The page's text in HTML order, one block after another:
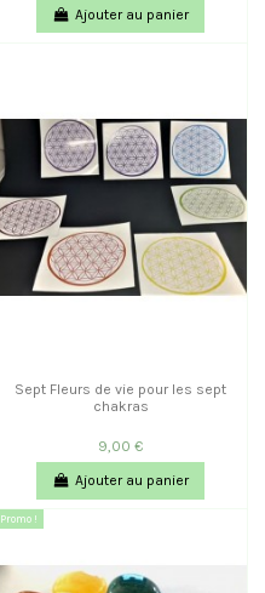
Ajouter au panier
Sept Fleurs de vie pour les sept
chakras
9,00 €
Ajouter au panier
Promo !